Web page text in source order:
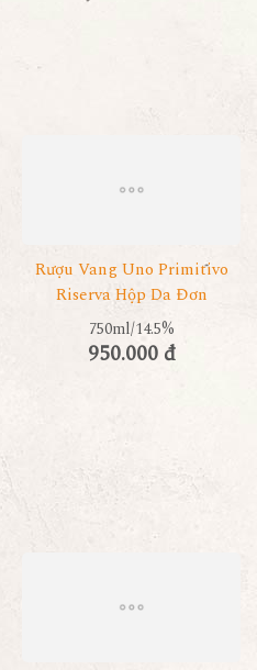
Rượu Vang Uno Primitivo
Riserva Hộp Da Đơn
750ml/14.5%
950.000 đ